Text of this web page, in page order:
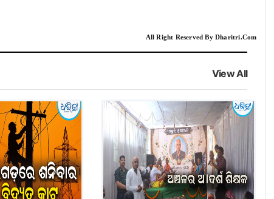
All Right Reserved By Dharitri.Com
View All